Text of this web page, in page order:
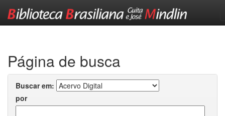
Página de busca
Buscar em:
por